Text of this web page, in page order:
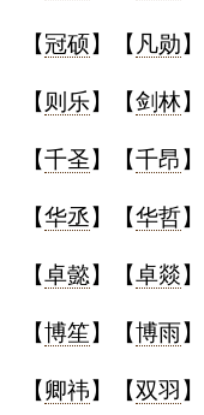
【冠硕 】【 凡勋
【 则乐】【剑林
【千圣】【千昂
【华丞】【华哲
【卓懿】【卓燚
【博笙】【博雨
【卿祎】【双羽